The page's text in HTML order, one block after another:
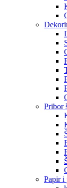
Pribor
Papir i